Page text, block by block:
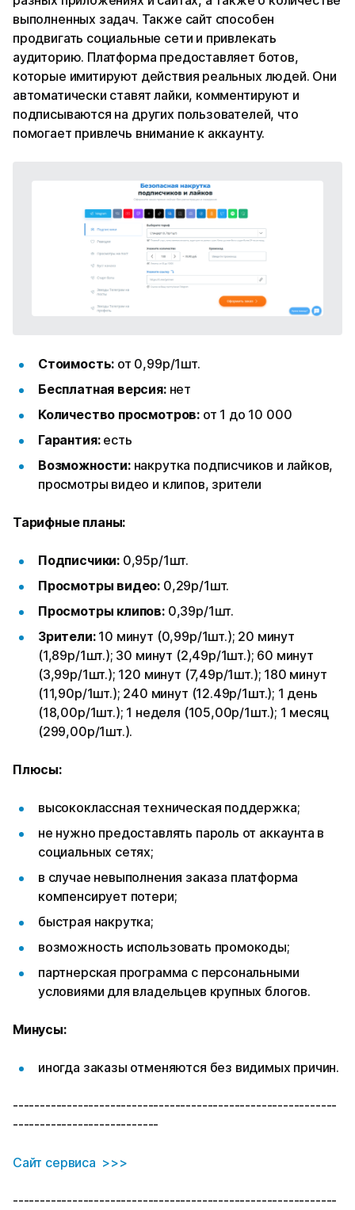
выполненных задач. Также сайт способен
продвигать социальные сети и привлекать
аудиторию. Платформа предоставляет ботов,
которые имитируют действия реальных людей. Они
автоматически ставят лайки, комментируют и
подписываются на других пользователей, что
помогает привлечь внимание к аккаунту.
Стоимость: от 0,99р/1шт.
Бесплатная версия: нет
Количество просмотров: от 1 до 10 000
Гарантия: есть
Возможности: накрутка подписчиков и лайков,
просмотры видео и клипов, зрители
Тарифные планы:
Подписчики: 0,95р/1шт.
Просмотры видео: 0,29р/1шт.
Просмотры клипов: 0,39р/1шт.
Зрители:10 минут (0,99р/1шт.); 20 минут
(1,89р/1шт.); 30 минут (2,49р/1шт.); 60 минут
(3,99р/1шт.); 120 минут (7,49р/1шт.); 180 минут
(11,90р/1шт.); 240 минут (12.49р/1шт.); 1 день
(18,00р/1шт.); 1 неделя (105,00р/1шт.); 1 месяц
(299,00р/1шт.).
Плюсы:
высококлассная техническая поддержка;
не нужно предоставлять пароль от аккаунта в
социальных сетях;
в случае невыполнения заказа платформа
компенсирует потери;
быстрая накрутка;
возможность использовать промокоды;
партнерская программа с персональными
условиями для владельцев крупных блогов.
Минусы:
иногда заказы отменяются без видимых причин.
------------------------------------------------------------
---------------------------
Сайт сервиса >>>
------------------------------------------------------------